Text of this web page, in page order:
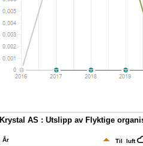
Krystal AS : Utslipp av Flyktige
År Til luft